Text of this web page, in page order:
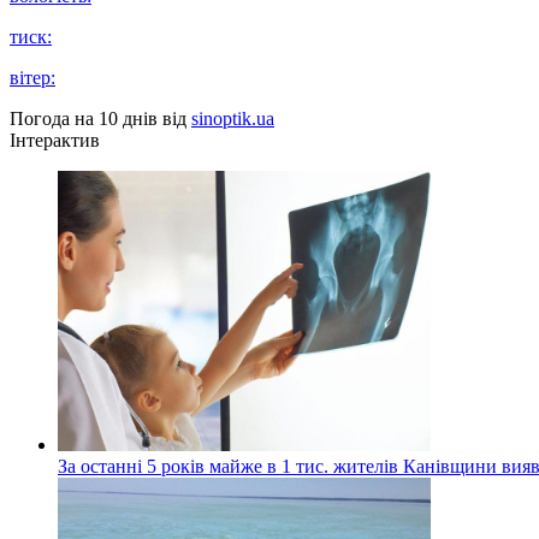
тиск:
вітер:
Погода на 10 днів від sinoptik.ua
Інтерактив
За останні 5 років майже в 1 тис. жителів Канівщини